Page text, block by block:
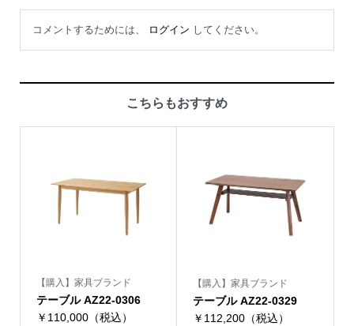
コメントするためには、 ログイン してください。
こちらもおすすめ
【購入】家具ブランド
テーブル AZ22-0306
￥110,000（税込）
【購入】家具ブランド
テーブル AZ22-0329
￥112,200（税込）